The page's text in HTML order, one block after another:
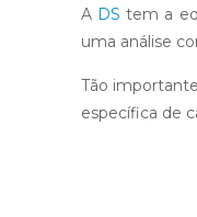
A DS tem a
uma análise
Tão
específica de